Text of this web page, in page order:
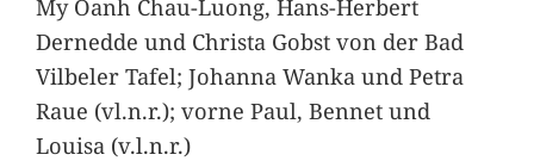
My Oanh Chau-Luong, Hans-Herbert
Dernedde und Christa Gobst von der Bad
Vilbeler Tafel; Johanna Wanka und Petra
Raue (vl.n.r.); vorne Paul, Bennet und
Louisa (v.l.n.r.)